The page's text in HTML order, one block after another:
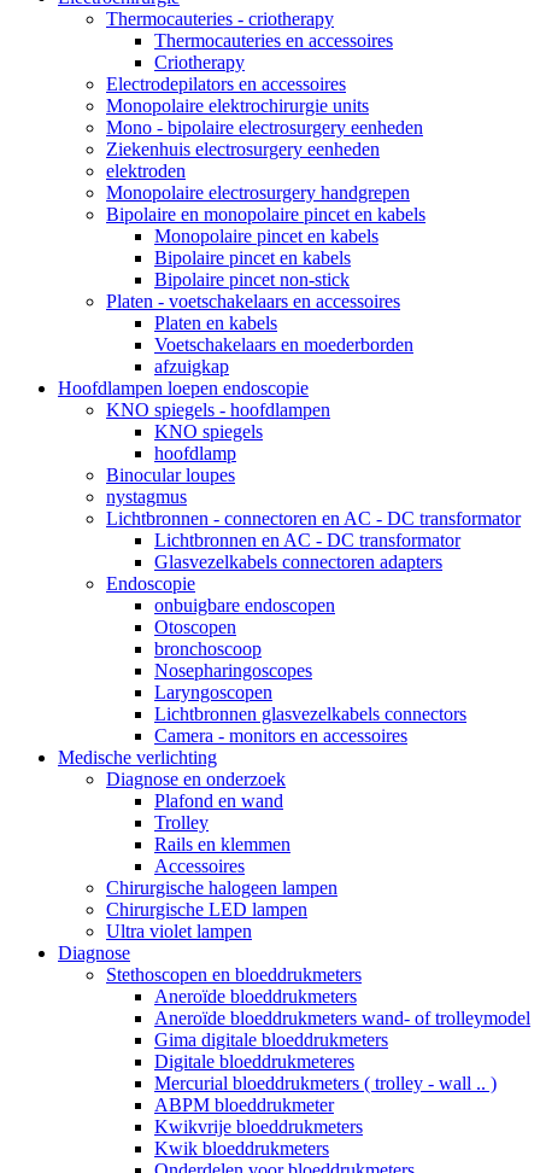
Thermocauteries - criotherapy
Thermocauteries en accessoires
Criotherapy
Electrodepilators en accessoires
Monopolaire elektrochirurgie units
Mono - bipolaire electrosurgery eenheden
Ziekenhuis electrosurgery eenheden
elektroden
Monopolaire electrosurgery handgrepen
Bipolaire en monopolaire pincet en kabels
Monopolaire pincet en kabels
Bipolaire pincet en kabels
Bipolaire pincet non-stick
Platen - voetschakelaars en accessoires
Platen en kabels
Voetschakelaars en moederborden
afzuigkap
Hoofdlampen loepen endoscopie
KNO spiegels - hoofdlampen
KNO spiegels
hoofdlamp
Binocular loupes
nystagmus
Lichtbronnen - connectoren en AC - DC transformator
Lichtbronnen en AC - DC transformator
Glasvezelkabels connectoren adapters
Endoscopie
onbuigbare endoscopen
Otoscopen
bronchoscoop
Nosepharingoscopes
Laryngoscopen
Lichtbronnen glasvezelkabels connectors
Camera - monitors en accessoires
Medische verlichting
Diagnose en onderzoek
Plafond en wand
Trolley
Rails en klemmen
Accessoires
Chirurgische halogeen lampen
Chirurgische LED lampen
Ultra violet lampen
Diagnose
Stethoscopen en bloeddrukmeters
Aneroïde bloeddrukmeters
Aneroïde bloeddrukmeters wand- of trolleymodel
Gima digitale bloeddrukmeters
Digitale bloeddrukmeteres
Mercurial bloeddrukmeters ( trolley - wall .. )
ABPM bloeddrukmeter
Kwikvrije bloeddrukmeters
Kwik bloeddrukmeters